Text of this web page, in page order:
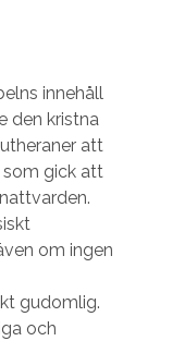
innehåll
den kristna
att
gick att
om ingen
gudomlig.
och